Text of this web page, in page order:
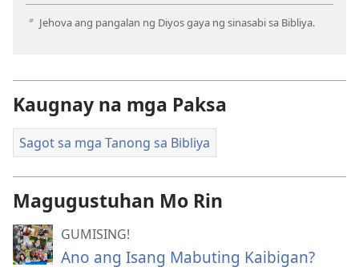
b Jehova ang pangalan ng Diyos gaya ng sinasabi sa Bibliya.
Kaugnay na mga Paksa
Sagot sa mga Tanong sa Bibliya
Magugustuhan Mo Rin
GUMISING!
Ano ang Isang Mabuting Kaibigan?